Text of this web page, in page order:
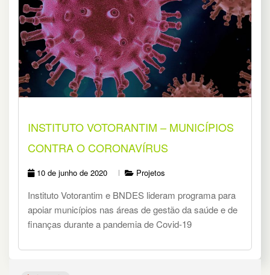
INSTITUTO VOTORANTIM – MUNICÍPIOS
CONTRA O CORONAVÍRUS
10 de junho de 2020 Projetos
Instituto Votorantim e BNDES lideram programa para
apoiar municípios nas áreas de gestão da saúde e de
finanças durante a pandemia de Covid-19